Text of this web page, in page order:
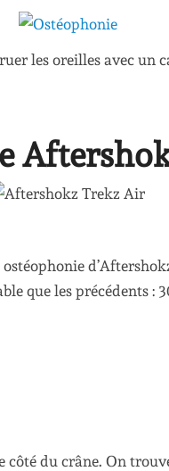
les oreilles avec un
que les précédents :
côté du crâne. On